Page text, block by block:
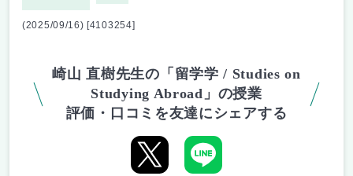
(2025/09/16) [4103254]
崎山 直樹先生の「留学学 / Studies on
Studying Abroad」の授業
評価・口コミを友達にシェアする